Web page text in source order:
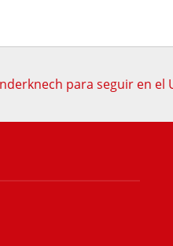
para seguir en el